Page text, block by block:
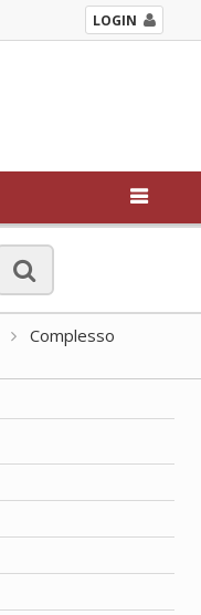
LOGIN
Complesso